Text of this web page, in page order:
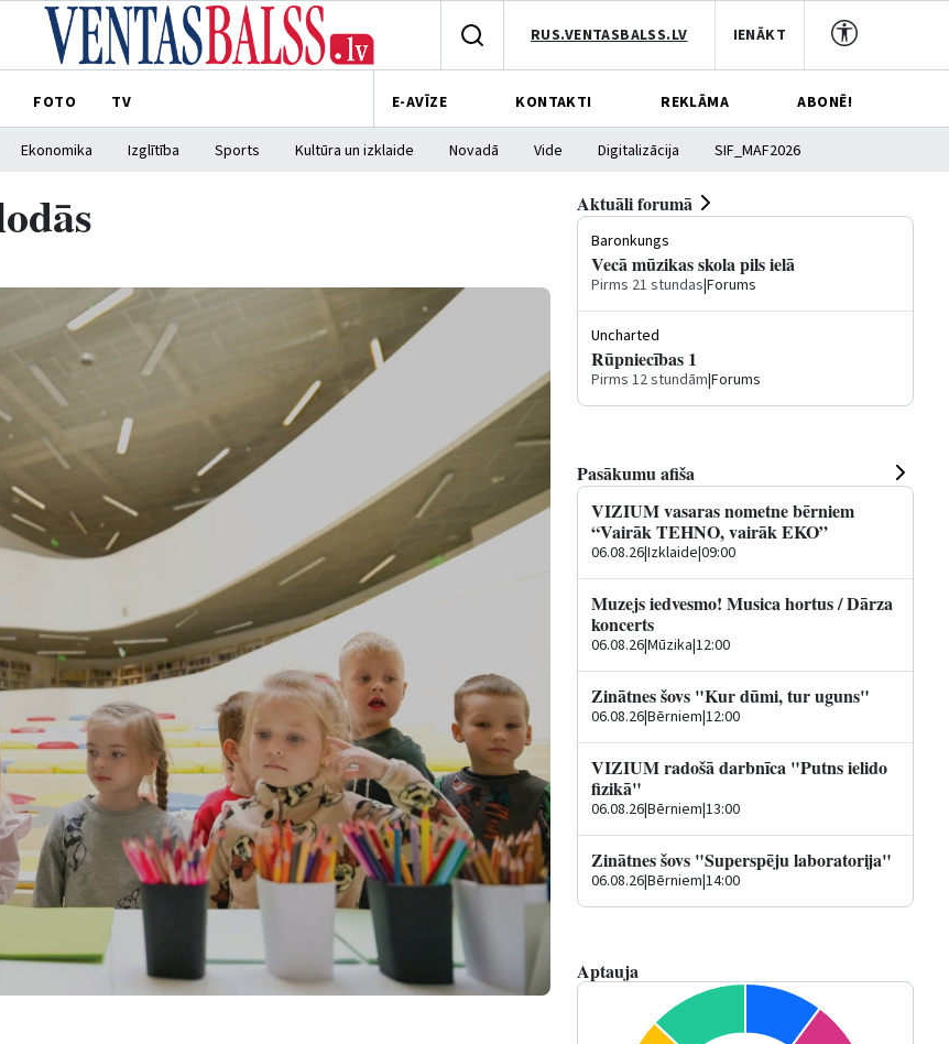
RUS.VENTASBALSS.LV IENĀKT
FOTO TV E-AVĪZE KONTAKTI REKLĀMA ABONĒ!
Ekonomika Izglītība Sports Kultūra un izklaide Novadā Vide Digitalizācija SIF_MAF2026
Aktuāli forumā
Baronkungs
Vecā mūzikas skola pils ielā
Pirms 21 stundas|Forums
Uncharted
Rūpniecības 1
Pirms 12 stundām|Forums
Pasākumu afiša
VIZIUM vasaras nometne bērniem
“Vairāk TEHNO, vairāk EKO”
06.08.26|Izklaide|09:00
Muzejs iedvesmo! Musica hortus / Dārza
koncerts
06.08.26|Mūzika|12:00
Zinātnes šovs "Kur dūmi, tur uguns"
06.08.26|Bērniem|12:00
VIZIUM radošā darbnīca "Putns ielido
fizikā"
06.08.26|Bērniem|13:00
Zinātnes šovs "Superspēju laboratorija"
06.08.26|Bērniem|14:00
Aptauja